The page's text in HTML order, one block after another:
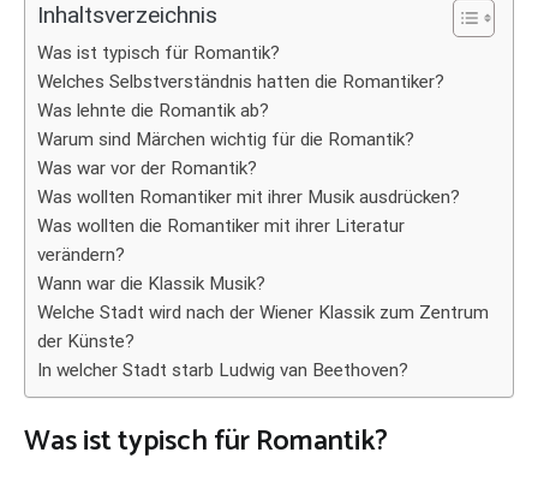
Inhaltsverzeichnis
Was ist typisch für Romantik?
Welches Selbstverständnis hatten die Romantiker?
Was lehnte die Romantik ab?
Warum sind Märchen wichtig für die Romantik?
Was war vor der Romantik?
Was wollten Romantiker mit ihrer Musik ausdrücken?
Was wollten die Romantiker mit ihrer Literatur
verändern?
Wann war die Klassik Musik?
Welche Stadt wird nach der Wiener Klassik zum Zentrum
der Künste?
In welcher Stadt starb Ludwig van Beethoven?
Was ist typisch für Romantik?